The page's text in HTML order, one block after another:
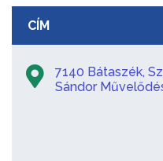
CÍM
7140 Bátaszék,
Sándor